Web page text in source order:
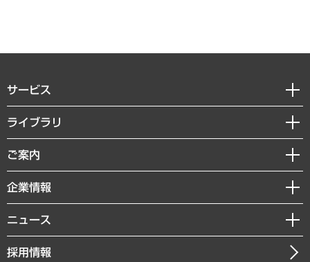
サービス
経営戦略
組織・人事戦略
デジタルイノベーション
共生・ダイバーシティ
GRC（ガバナンス・リスク・コンプライアンス）・防災（政策）
経済・産業・雇用・労働
ライブラリ
経済調査
レポート
コラム
経営用語集
ご案内
セミナー・イベント情報
MUFGビジネスセミナー
受託案件情報
企業情報
私たちの想い
社長メッセージ
会社概要
ニュース
ニュースリリース
採用情報